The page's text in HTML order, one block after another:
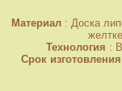
Материал: Доска
Технология :
Срок изготовления